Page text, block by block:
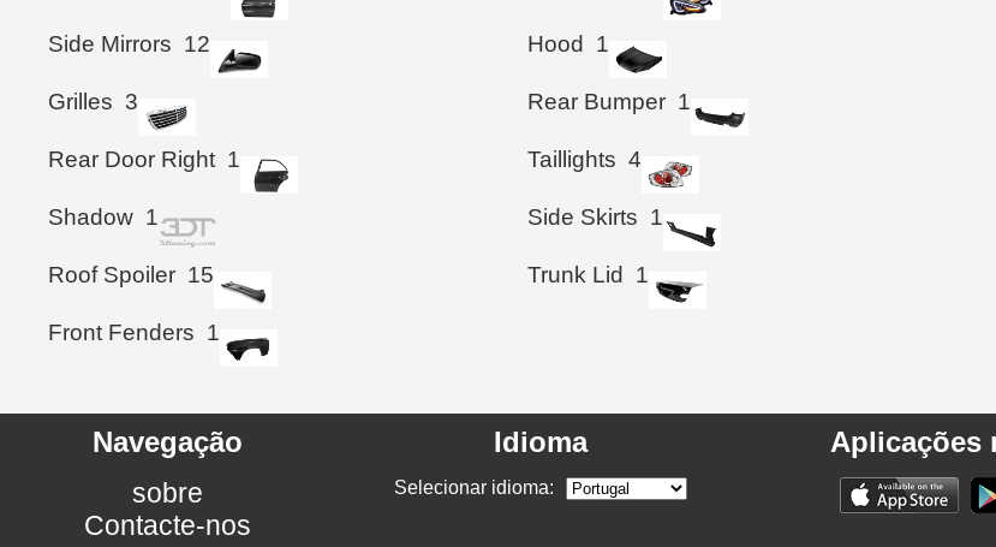
Side Mirrors 12 Hood 1
Grilles 3 Rear Bumper 1
Rear Door Right 1 Taillights 4
Shadow 1 Side Skirts 1
Roof Spoiler 15 Trunk Lid 1
Front Fenders 1
Navegação
sobre
Contacte-nos
Idioma
Selecionar idioma:
Aplicações